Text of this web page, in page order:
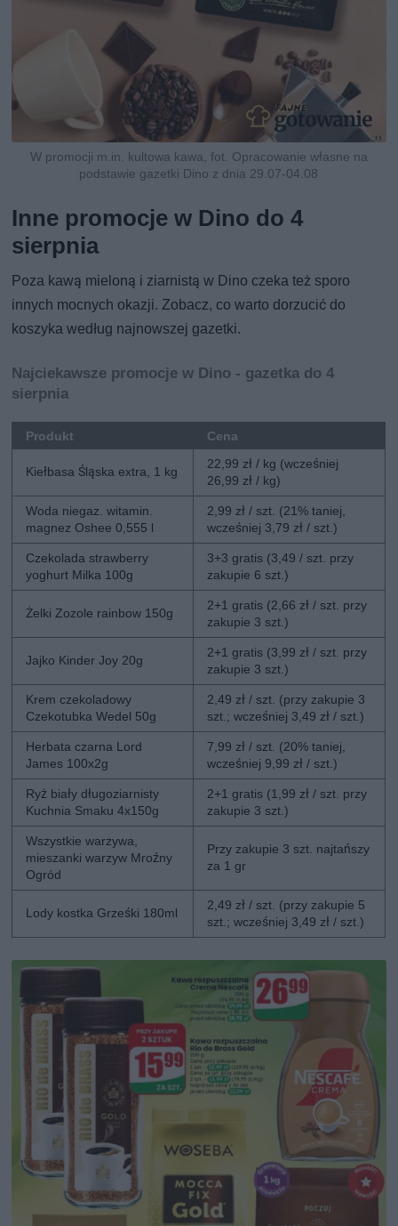
W promocji m.in. kultowa kawa, fot. Opracowanie własne na
podstawie gazetki Dino z dnia 29.07-04.08
Inne promocje w Dino do 4
sierpnia
Poza kawą mieloną i ziarnistą w Dino czeka też sporo
innych mocnych okazji. Zobacz, co warto dorzucić do
koszyka według najnowszej gazetki.
Najciekawsze promocje w Dino - gazetka do 4
sierpnia
Produkt Cena
Kiełbasa Śląska extra, 1 kg
22,99 zł / kg (wcześniej
26,99 zł / kg)
Woda niegaz. witamin.
magnez Oshee 0,555 l
2,99 zł / szt. (21% taniej,
wcześniej 3,79 zł / szt.)
Czekolada strawberry
yoghurt Milka 100g
3+3 gratis (3,49 / szt. przy
zakupie 6 szt.)
Żelki Zozole rainbow 150g
2+1 gratis (2,66 zł / szt. przy
zakupie 3 szt.)
Jajko Kinder Joy 20g
2+1 gratis (3,99 zł / szt. przy
zakupie 3 szt.)
Krem czekoladowy
Czekotubka Wedel 50g
2,49 zł / szt. (przy zakupie 3
szt.; wcześniej 3,49 zł / szt.)
Herbata czarna Lord
James 100x2g
7,99 zł / szt. (20% taniej,
wcześniej 9,99 zł / szt.)
Ryż biały długoziarnisty
Kuchnia Smaku 4x150g
2+1 gratis (1,99 zł / szt. przy
zakupie 3 szt.)
Wszystkie warzywa,
mieszanki warzyw Mroźny
Ogród
Przy zakupie 3 szt. najtańszy
za 1 gr
Lody kostka Grześki 180ml
2,49 zł / szt. (przy zakupie 5
szt.; wcześniej 3,49 zł / szt.)